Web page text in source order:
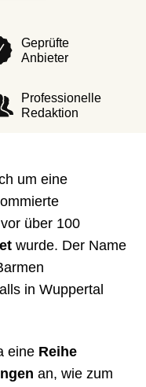
Geprüfte
Anbieter
Professionelle
Redaktion
um eine
über 100
wurde. Der Name
in Wuppertal
eine Reihe
an, wie zum